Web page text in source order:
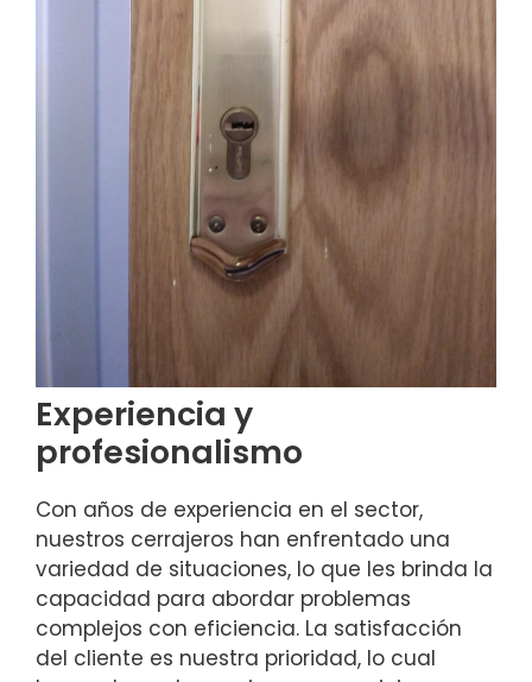
Experiencia y
profesionalismo
Con años de experiencia en el sector,
nuestros cerrajeros han enfrentado una
variedad de situaciones, lo que les brinda la
capacidad para abordar problemas
complejos con eficiencia. La satisfacción
del cliente es nuestra prioridad, lo cual